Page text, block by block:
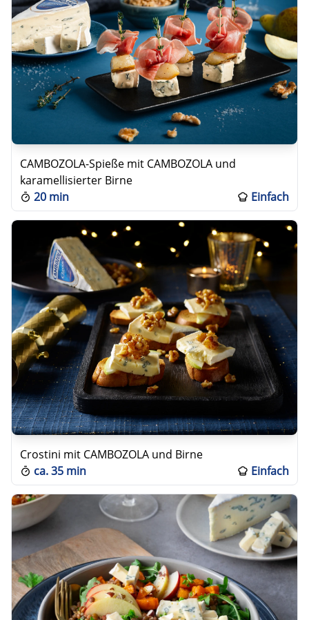
CAMBOZOLA-Spieße mit CAMBOZOLA und
karamellisierter Birne
20 min
Einfach
Crostini mit CAMBOZOLA und Birne
ca.35 min Einfach